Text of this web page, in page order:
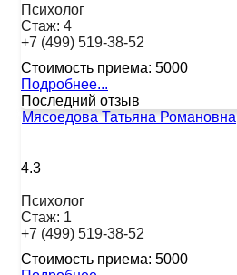
Психолог
Стаж: 4
+7 (499) 519-38-52
Стоимость приема: 5000
Подробнее...
Последний отзыв
Мясоедова Татьяна Романовна
4.3
Психолог
Стаж: 1
+7 (499) 519-38-52
Стоимость приема: 5000